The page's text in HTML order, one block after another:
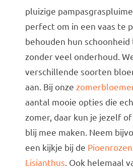
pluizige
perfect om in een vaas te
behouden hun schoonheid
zonder veel onderhoud.
verschillende soorten
aan. Bij onze
aantal mooie opties die
zomer, daar kun je jezelf
blij mee maken. Neem
een kijkje bij de Pioenrozen
Lisianthus. Ook helemaal